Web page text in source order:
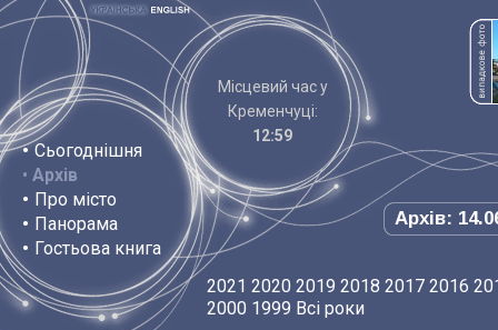
• Сьогоднішня
• Архів
• Про місто
• Панорама
• Гостьова книга
Місцевий час у
Кременчуці:
12:59
Архів:
2021 2020 2019 2018 2017 2016
2000 1999 Всі роки